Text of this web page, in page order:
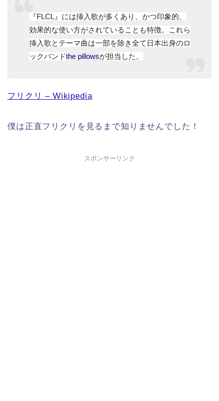
『FLCL』には挿入歌が多くあり、かつ印象的、
効果的な使い方がされていることも特徴。これら
挿入歌とテーマ曲は一部を除き全て日本出身のロ
ックバンドthe pillowsが担当した。
フリクリ – Wikipedia
僕は正直フリクリを見るまで知りませんでした！
スポンサーリンク